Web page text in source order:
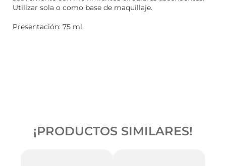
Utilizar sola o como base de maquillaje.
Presentación: 75 ml.
¡PRODUCTOS SIMILARES!